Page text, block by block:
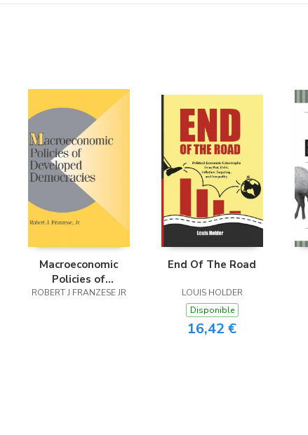
Macroeconomic
Policies of
Developed
ROBERT J FRANZESE JR
End Of The Road
LOUIS HOLDER
Disponible
16,42 €